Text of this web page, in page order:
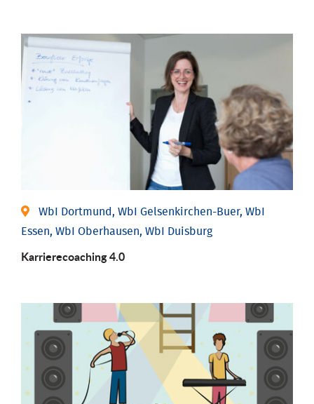
WbI Dortmund, WbI Gelsenkirchen-Buer, WbI
Essen, WbI Oberhausen, WbI Duisburg
Karriere­coaching 4.0